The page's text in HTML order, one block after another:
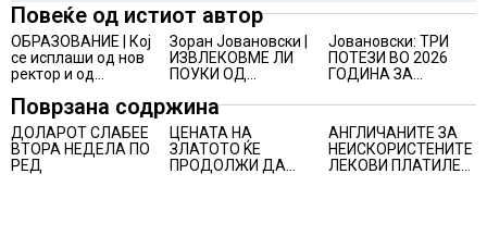
Повеќе од истиот автор
ОБРАЗОВАНИЕ | Кој
се исплаши од нов
ректор и од
Зоран Јовановски |
ИЗВЛЕКОВМЕ ЛИ
ПОУКИ ОД
Јовановски: ТРИ
ПОТЕЗИ ВО 2026
ГОДИНА ЗА
МАКЕДОНСКАТА
ЕКОНОМИЈА
Поврзана содржина
ДОЛАРОТ СЛАБЕЕ
ВТОРА НЕДЕЛА ПО
РЕД
ЦЕНАТА НА
ЗЛАТОТО ЌЕ
ПРОДОЛЖИ ДА
АНГЛИЧАНИТЕ ЗА
НЕИСКОРИСТЕНИТЕ
ЛЕКОВИ ПЛАТИЛЕ